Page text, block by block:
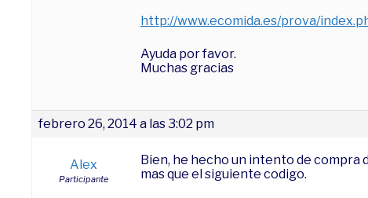
http://www.ecomida.es/prova/
Ayuda por favor.
Muchas gracias
febrero 26, 2014 a las 3:02 pm
Alex
Participante
Bien, he hecho un intento de compra
mas que el siguiente codigo.